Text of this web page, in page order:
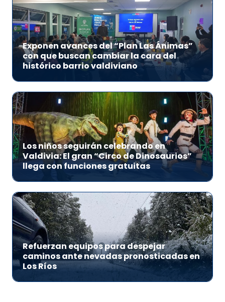
Exponen avances del “Plan Las Ánimas”
con que buscan cambiar la cara del
histórico barrio valdiviano
Los niños seguirán celebrando en
Valdivia: El gran “Circo de Dinosaurios”
llega con funciones gratuitas
Refuerzan equipos para despejar
caminos ante nevadas pronosticadas en
Los Ríos